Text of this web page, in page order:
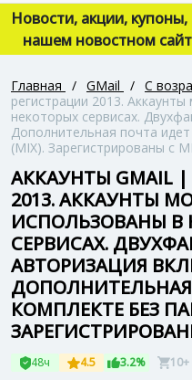
Новости, акции,
нашем новостном
Главная / GMail / С
регистрации 2013.
некоторых сервисах.
Дополнительная почта
(MIX). Зарегистрированы с
АККАУНТЫ GMAIL
2013. АККАУНТЫ
ИСПОЛЬЗОВАНЫ В
СЕРВИСАХ.
АВТОРИЗАЦИЯ
КОМПЛЕКТЕ БЕЗ
48ч 4.5 3.2% 10+